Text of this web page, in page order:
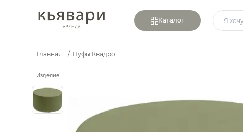
Каталог
Главная / Пуфы Квадро
Пуф Тондо большой пыльно-зеленый бархат — аренда
Изделие